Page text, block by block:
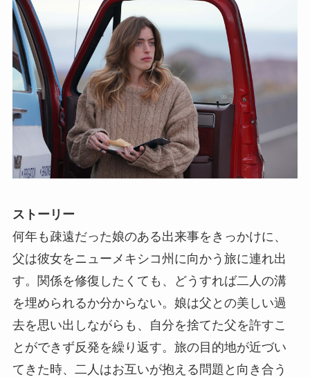
ストーリー
何年も疎遠だった娘のある出来事をきっかけに、
父は彼女をニューメキシコ州に向かう旅に連れ出
す。関係を修復したくても、どうすれば二人の溝
を埋められるか分からない。娘は父との美しい過
去を思い出しながらも、自分を捨てた父を許すこ
とができず反発を繰り返す。旅の目的地が近づい
てきた時、二人はお互いが抱える問題と向き合う